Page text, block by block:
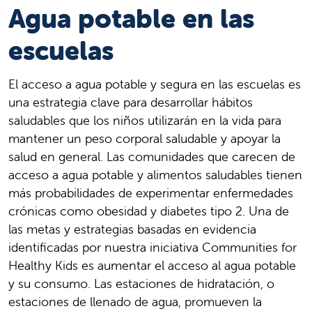
Agua potable en las
escuelas
El acceso a agua potable y segura en las escuelas es
una estrategia clave para desarrollar hábitos
saludables que los niños utilizarán en la vida para
mantener un peso corporal saludable y apoyar la
salud en general. Las comunidades que carecen de
acceso a agua potable y alimentos saludables tienen
más probabilidades de experimentar enfermedades
crónicas como obesidad y diabetes tipo 2. Una de
las metas y estrategias basadas en evidencia
identificadas por nuestra iniciativa Communities for
Healthy Kids es aumentar el acceso al agua potable
y su consumo. Las estaciones de hidratación, o
estaciones de llenado de agua, promueven la